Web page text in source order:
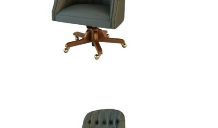
Art&Moble 01012 Кресло руководи...
7 541,10€